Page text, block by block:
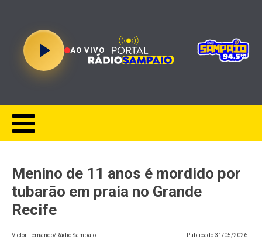
AO VIVO
Menino de 11 anos é mordido por
tubarão em praia no Grande
Recife
Victor Fernando/Rádio Sampaio Publicado31/05/2026